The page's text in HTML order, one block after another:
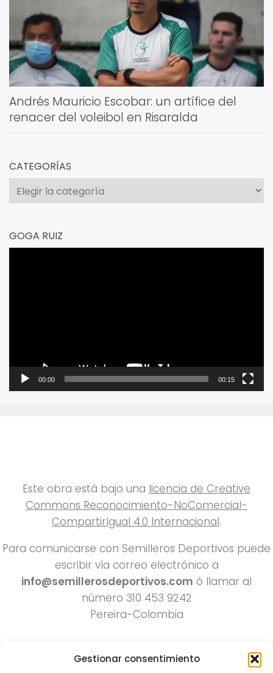
Gestionar consentimiento
Andrés Mauricio Escobar: un artífice del
renacer del voleibol en Risaralda
CATEGORÍAS
Categorías
GOGA RUIZ
00:00 00:15
Este obra está bajo una licencia de Creative
Commons Reconocimiento-NoComercial-
CompartirIgual 4.0 Internacional.
Para comunicarse con Semilleros Deportivos puede
escribir vía correo electrónico a
info@semillerosdeportivos.com ó llamar al
número 310 453 9242
Pereira-Colombia